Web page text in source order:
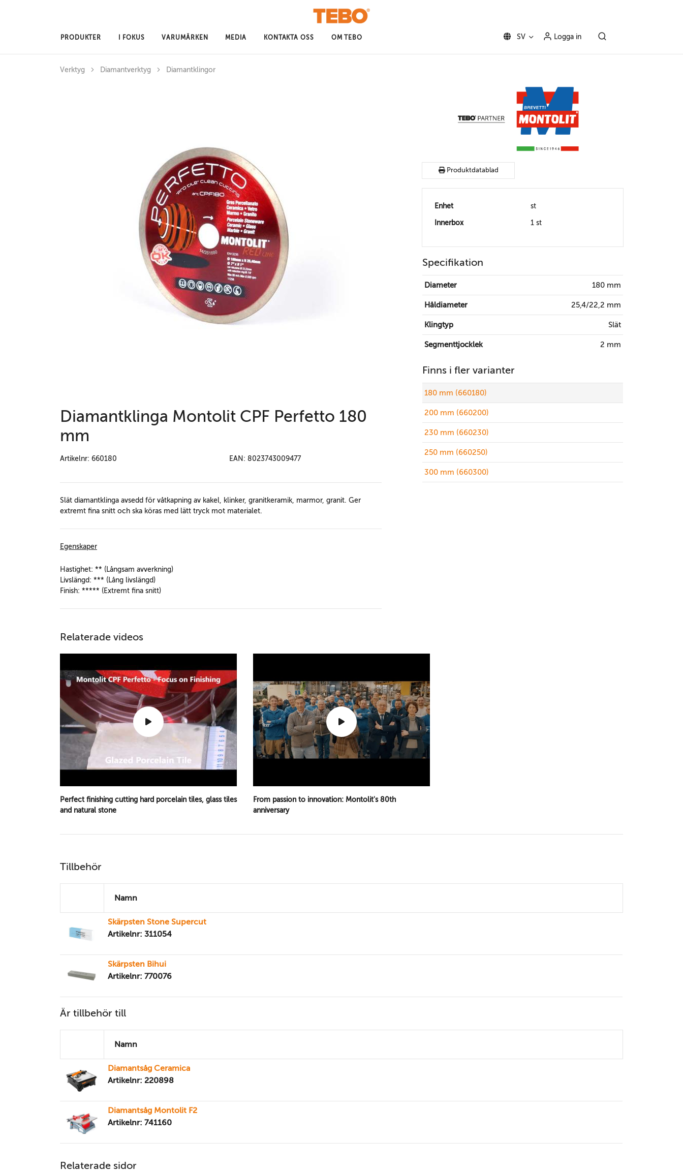
PRODUKTER I FOKUS VARUMÄRKEN MEDIA KONTAKTA OSS OM TEBO SV Logga in
Verktyg Diamantverktyg Diamantklingor
Diamantklinga Montolit CPF Perfetto 180
mm
Artikelnr: 660180 EAN: 8023743009477
Slät diamantklinga avsedd för våtkapning av kakel, klinker, granitkeramik, marmor, granit. Ger
extremt fina snitt och ska köras med lätt tryck mot materialet.
Egenskaper
Hastighet: ** (Långsam avverkning)
Livslängd: *** (Lång livslängd)
Finish: ***** (Extremt fina snitt)
Produktdatablad
Enhet st
Innerbox 1 st
Specifikation
Diameter 180 mm
Håldiameter 25,4/22,2 mm
Klingtyp Slät
Segmenttjocklek 2 mm
Finns i fler varianter
180 mm (660180)
200 mm (660200)
230 mm (660230)
250 mm (660250)
300 mm (660300)
Relaterade videos
Perfect finishing cutting hard porcelain tiles, glass tiles
and natural stone
From passion to innovation: Montolit's 80th
anniversary
Tillbehör
Namn
Skärpsten Stone Supercut
Artikelnr: 311054
Skärpsten Bihui
Artikelnr: 770076
Är tillbehör till
Namn
Diamantsåg Ceramica
Artikelnr: 220898
Diamantsåg Montolit F2
Artikelnr: 741160
Relaterade sidor